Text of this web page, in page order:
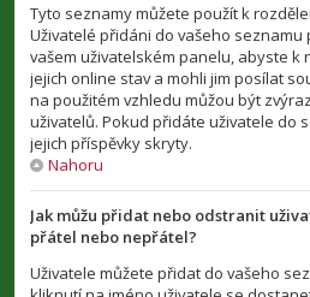
Tyto seznamy můžete použít k
Uživatelé přidáni do vašeho
vašem uživatelském panelu, abyste k
jejich online stav a mohli jim posílat
na použitém vzhledu můžou být
uživatelů. Pokud přidáte uživatele do
jejich příspěvky skryty.
Nahoru
Jak můžu přidat nebo odstranit
přátel nebo nepřátel?
Uživatele můžete přidat do vašeho